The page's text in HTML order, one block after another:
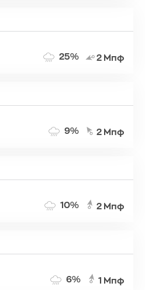
25% 2 Μπφ
9% 2 Μπφ
10% 2 Μπφ
6% 1 Μπφ